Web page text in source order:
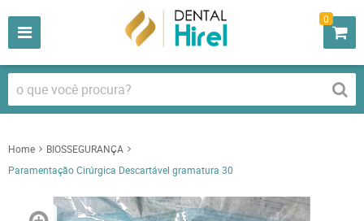
0
Home
BIOSSEGURANÇA
Paramentação Cirúrgica Descartável gramatura 30